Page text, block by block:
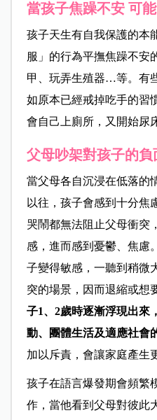
當孩子焦躁不安 可
孩子天生有自我保護的本
服」的行為平撫焦躁不安
甲、玩弄生殖器…等。有
如原本已經戒掉吃手的習
會自己上廁所，又開始尿
父母吵架對孩子的負
當父母各自沉浸在低落的
以往，孩子會感到十分焦
哭鬧都無法阻止父母衝突
感，進而感到憂鬱、焦慮
子變得敏感，一聽到稍微
突的場景，因而退縮或想
子1、2歲時逐漸浮現出來
動、團體生活及適應社會
加以斥責，會讓家庭產生
孩子在語言爆發期會頻繁
作，當他看到父母對彼此